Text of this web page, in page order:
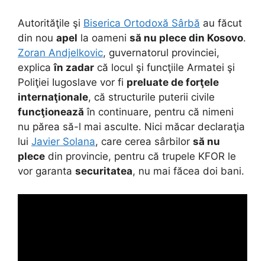
Autorităţile şi Biserica Ortodoxă Sârbă au făcut
din nou apel la oameni să nu plece din Kosovo.
Zoran Andjelkovic, guvernatorul provinciei,
explicaîn zadar că locul şi funcţiile Armatei şi
Poliţiei Iugoslave vor fi preluate de forţele
internaţionale, că structurile puterii civile
funcţionează în continuare, pentru că nimeni
nu părea să-l mai asculte. Nici măcar declaraţia
lui Javier Solana, care cerea sârbilor să nu
plece din provincie, pentru că trupele KFOR le
vor garanta securitatea, nu mai făcea doi bani.